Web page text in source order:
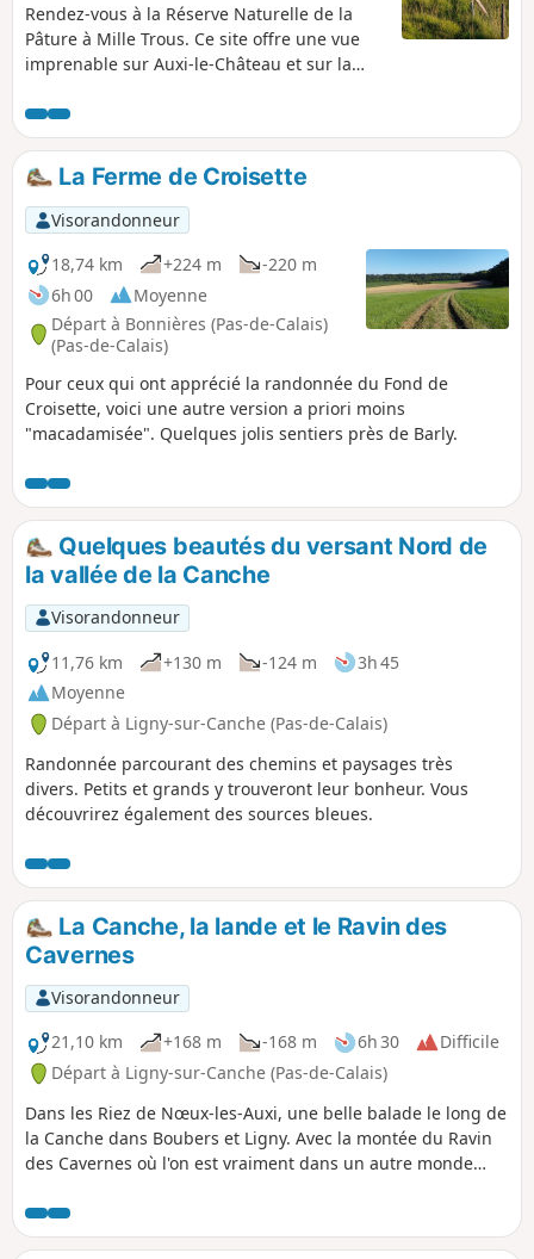
Rendez-vous à la Réserve Naturelle de la
Pâture à Mille Trous. Ce site offre une vue
imprenable sur Auxi-le-Château et sur la
un bon bol d'air. Prévoyez de bonnes
chaussures!
La Ferme de Croisette
Visorandonneur
18,74 km
+224 m
-220 m
6h 00
Moyenne
Départ à Bonnières (Pas-de-Calais)
(Pas-de-Calais)
Pour ceux qui ont apprécié la randonnée du Fond de
Croisette, voici une autre version a priori moins
"macadamisée". Quelques jolis sentiers près de Barly.
Quelques beautés du versant Nord de
la vallée de la Canche
Visorandonneur
11,76 km
+130 m -124 m
3h 45
Moyenne
Départ à Ligny-sur-Canche (Pas-de-Calais)
Randonnée parcourant des chemins et paysages très
divers. Petits et grands y trouveront leur bonheur. Vous
découvrirez également des sources bleues.
La Canche, la lande et le Ravin des
Cavernes
Visorandonneur
21,10 km
+168 m -168 m 6h 30
Difficile
Départ à Ligny-sur-Canche (Pas-de-Calais)
Dans les Riez de Nœux-les-Auxi, une belle balade le long de
la Canche dans Boubers et Ligny. Avec la montée du Ravin
des Cavernes où l'on est vraiment dans un autre monde
devenant très difficile en période humide dans le riez et le
ravin.